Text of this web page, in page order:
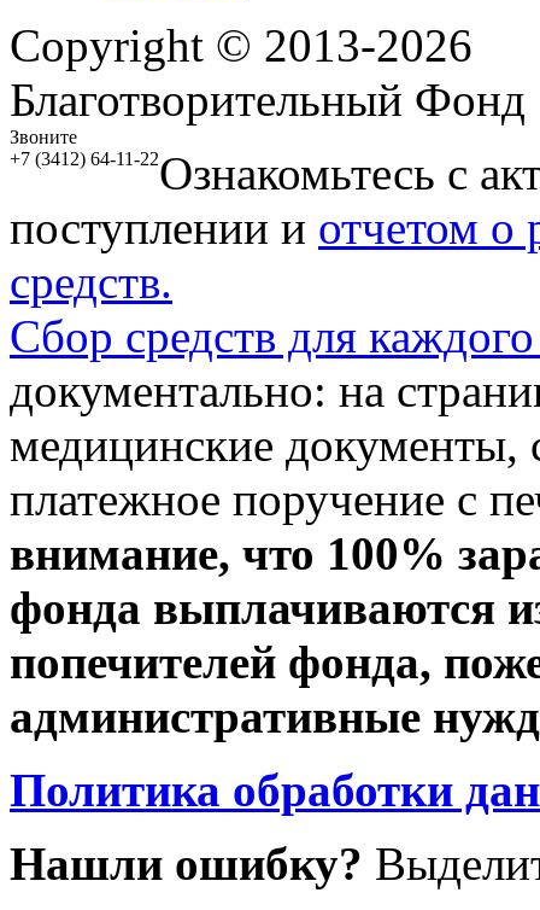
Copyright © 2013-2026
Благотворительный
Звоните
+7 (3412) 64-11-22Ознакомьтесь с
поступлении и отчетом о
средств.
Сбор средств для
документально: на
медицинские документы,
платежное поручение с
внимание, что 100%
фонда выплачиваются
попечителей фонда,
административные
Политика обработки
Нашли ошибку?